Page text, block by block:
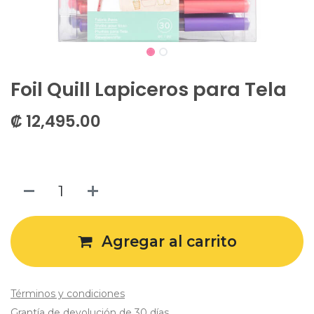
Foil Quill Lapiceros para Tela
₡ 12,495.00
Agregar al carrito
Términos y condiciones